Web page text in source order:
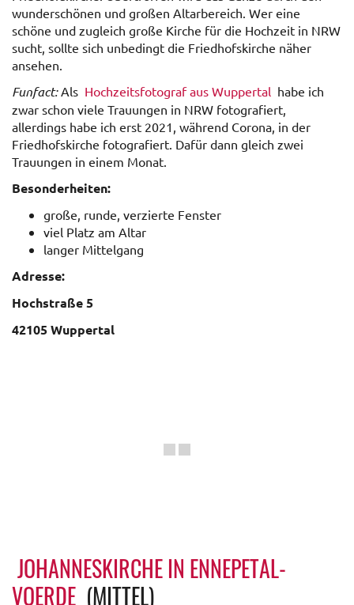
wunderschönen und großen Altarbereich. Wer eine
schöne und zugleich große Kirche für die Hochzeit in NRW
sucht, sollte sich unbedingt die Friedhofskirche näher
ansehen.
Funfact:Als Hochzeitsfotograf aus Wuppertal habe ich
zwar schon viele Trauungen in NRW fotografiert,
allerdings habe ich erst 2021, während Corona, in der
Friedhofskirche fotografiert. Dafür dann gleich zwei
Trauungen in einem Monat.
Besonderheiten:
große, runde, verzierte Fenster
viel Platz am Altar
langer Mittelgang
Adresse:
Hochstraße 5
42105 Wuppertal
JOHANNESKIRCHE IN ENNEPETAL-
VOERDE (MITTEL)